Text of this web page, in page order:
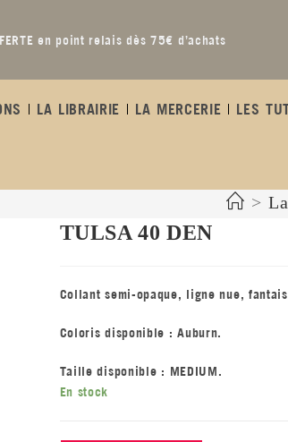
en point relais dès 75€ d’achats
LA LIBRAIRIE LA MERCERIE
LES
>
TULSA 40 DEN
Collant semi-opaque, ligne nue,
Coloris disponible : Auburn.
Taille disponible : MEDIUM.
En stock